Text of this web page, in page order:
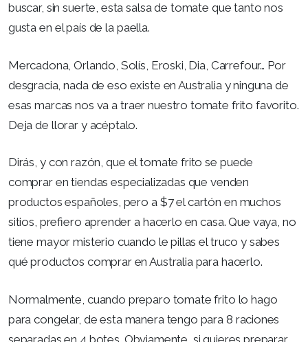
buscar, sin suerte, esta salsa de tomate que tanto nos
gusta en el país de la paella.
Mercadona, Orlando, Solís, Eroski, Dia, Carrefour… Por
desgracia, nada de eso existe en Australia y ninguna de
esas marcas nos va a traer nuestro tomate frito favorito.
Deja de llorar y acéptalo.
Dirás, y con razón, que el tomate frito se puede
comprar en tiendas especializadas que venden
productos españoles, pero a $7 el cartón en muchos
sitios, prefiero aprender a hacerlo en casa. Que vaya, no
tiene mayor misterio cuando le pillas el truco y sabes
qué productos comprar en Australia para hacerlo.
Normalmente, cuando preparo tomate frito lo hago
para congelar, de esta manera tengo para 8 raciones
separadas en 4 botes. Obviamente, si quieres preparar